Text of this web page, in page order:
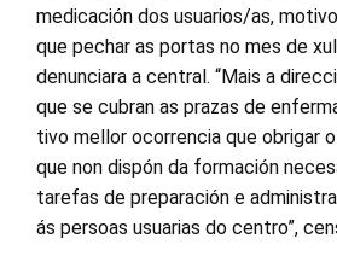
medicación dos usuarios/as,
que pechar as portas no mes de
denunciara a central. “Mais a
que se cubran as prazas de
tivo mellor ocorrencia que obrigar
que non dispón da formación
tarefas de preparación e
ás persoas usuarias do centro”,